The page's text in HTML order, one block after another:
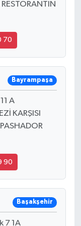
70
Bayrampaşa
A
KARŞISI
90
Başakşehir
7 1A